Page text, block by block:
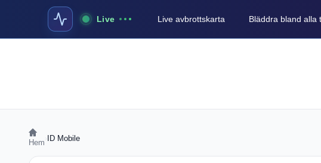
Live Live avbrottskarta Bläddra bland alla
Hem ID Mobile